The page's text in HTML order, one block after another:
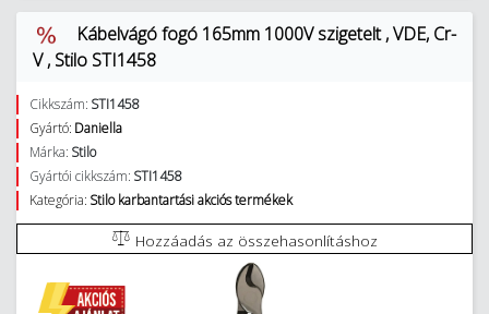
Kábelvágó fogó 165mm 1000V szigetelt , VDE, Cr-
V , Stilo STI1458
Cikkszám: STI1458
Gyártó: Daniella
Márka: Stilo
Gyártói cikkszám: STI1458
Kategória: Stilo karbantartási akciós termékek
Hozzáadás az összehasonlításhoz